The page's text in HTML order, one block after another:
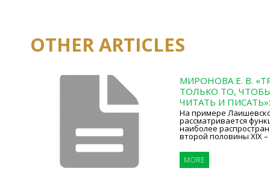
OTHER ARTICLES
МИРОНОВА Е. В.
ТОЛЬКО ТО,
ЧИТАТЬ И
На примере
рассматривается
наиболее
второй половины XIX –
MORE